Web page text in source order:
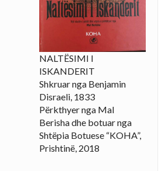
NALTËSIMI I
ISKANDERIT
Shkruar nga Benjamin
Disraeli, 1833
Përkthyer nga Mal
Berisha dhe botuar nga
Shtëpia Botuese “KOHA”,
Prishtinë, 2018